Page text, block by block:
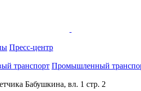
Пресс-центр
транспорт Промышленный
Бабушкина, вл. 1 стр. 2